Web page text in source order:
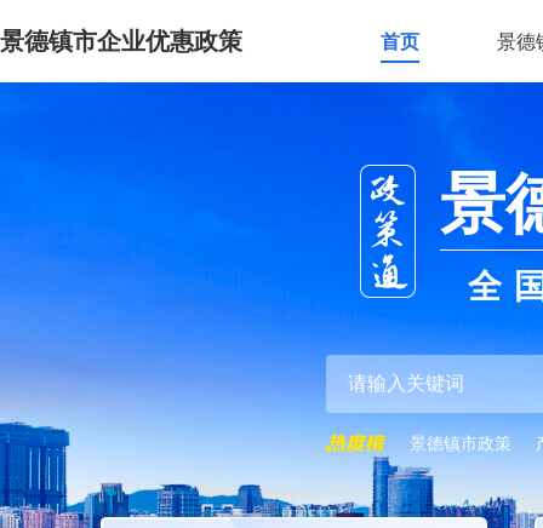
景德镇市企业优惠政策 首页 景德
景
全
景德镇市政策